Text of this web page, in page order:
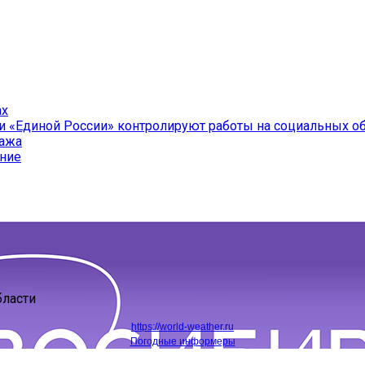
России» контролируют работы на социальных
https://world-weather.ru
Погодные информеры